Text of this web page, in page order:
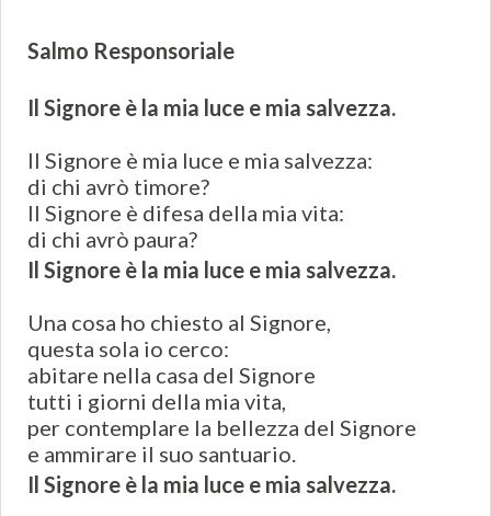
Salmo Responsoriale
Il Signore è la mia luce e mia salvezza.
Il Signore è mia luce e mia salvezza:
di chi avrò timore?
Il Signore è difesa della mia vita:
di chi avrò paura?
Il Signore è la mia luce e mia salvezza.
Una cosa ho chiesto al Signore,
questa sola io cerco:
abitare nella casa del Signore
tutti i giorni della mia vita,
per contemplare la bellezza del Signore
e ammirare il suo santuario.
Il Signore è la mia luce e mia salvezza.